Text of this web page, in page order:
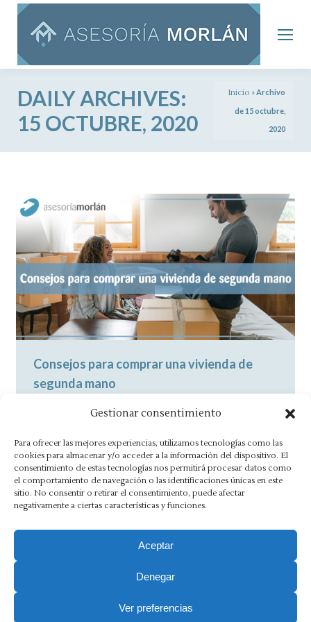
Gestionar consentimiento
Para ofrecer las mejores experiencias, utilizamos tecnologías como las
cookies para almacenar y/o acceder a la información del dispositivo. El
consentimiento de estas tecnologías nos permitirá procesar datos como
el comportamiento de navegación o las identificaciones únicas en este
sitio. No consentir o retirar el consentimiento, puede afectar
negativamente a ciertas características y funciones.
Aceptar
Denegar
Ver preferencias
DAILY ARCHIVES:
15 OCTUBRE, 2020
Inicio »Archivo
de 15 octubre,
2020
Consejos para comprar una vivienda de
segunda mano
Asesoría Morlán 15 octubre, 2020
mano Comprar una vivienda de segunda
mano se ha convertido en una práctica
habitual,…
Política de Privacidad